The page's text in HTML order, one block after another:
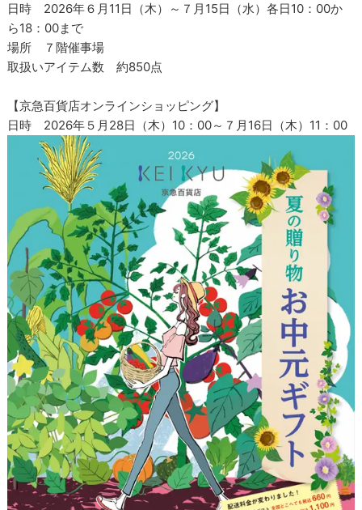
日時 2026年６月11日（木）～７月15日（水）各日10：00か
ら18：00まで
場所 ７階催事場
取扱いアイテム数 約850点
【京急百貨店オンラインショッピング】
日時 2026年５月28日（木）10：00～７月16日（木）11：00